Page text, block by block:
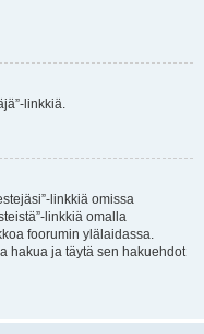
linkkiä.
linkkiä omissa
linkkiä omalla
foorumin ylälaidassa.
hakua ja täytä sen hakuehdot